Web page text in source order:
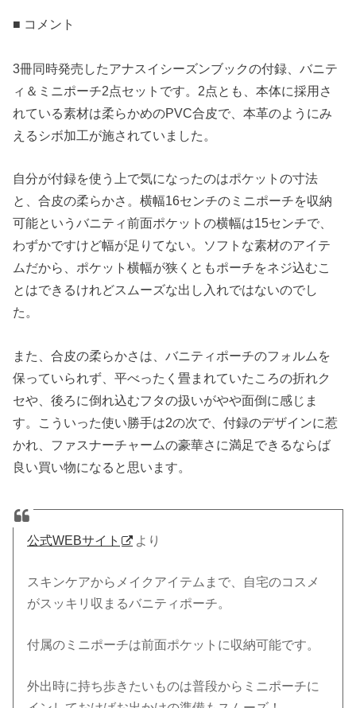
■ コメント
3冊同時発売したアナスイシーズンブックの付録、バニテ
ィ＆ミニポーチ2点セットです。2点とも、本体に採用さ
れている素材は柔らかめのPVC合皮で、本革のようにみ
えるシボ加工が施されていました。
自分が付録を使う上で気になったのはポケットの寸法
と、合皮の柔らかさ。横幅16センチのミニポーチを収納
可能というバニティ前面ポケットの横幅は15センチで、
わずかですけど幅が足りてない。ソフトな素材のアイテ
ムだから、ポケット横幅が狭くともポーチをネジ込むこ
とはできるけれどスムーズな出し入れではないのでし
た。
また、合皮の柔らかさは、バニティポーチのフォルムを
保っていられず、平べったく畳まれていたころの折れク
セや、後ろに倒れ込むフタの扱いがやや面倒に感じま
す。こういった使い勝手は2の次で、付録のデザインに惹
かれ、ファスナーチャームの豪華さに満足できるならば
良い買い物になると思います。
公式WEBサイト より
スキンケアからメイクアイテムまで、自宅のコスメ
がスッキリ収まるバニティポーチ。
付属のミニポーチは前面ポケットに収納可能です。
外出時に持ち歩きたいものは普段からミニポーチに